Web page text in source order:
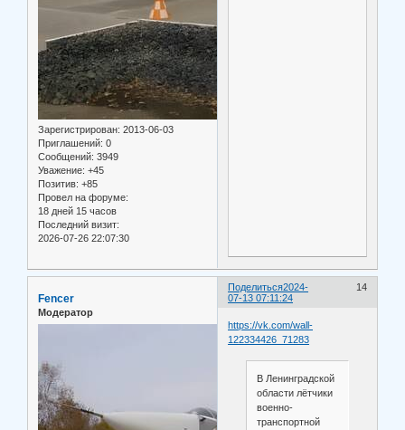
Зарегистрирован: 2013-06-03
Приглашений: 0
Сообщений: 3949
Уважение: +45
Позитив: +85
Провел на форуме:
18 дней 15 часов
Последний визит:
2026-07-26 22:07:30
Поделиться 14
2024-
07-13 07:11:24
Fencer
Модератор
https://vk.com/wall-
122334426_71283
В Ленинградской
области лётчики
военно-
транспортной